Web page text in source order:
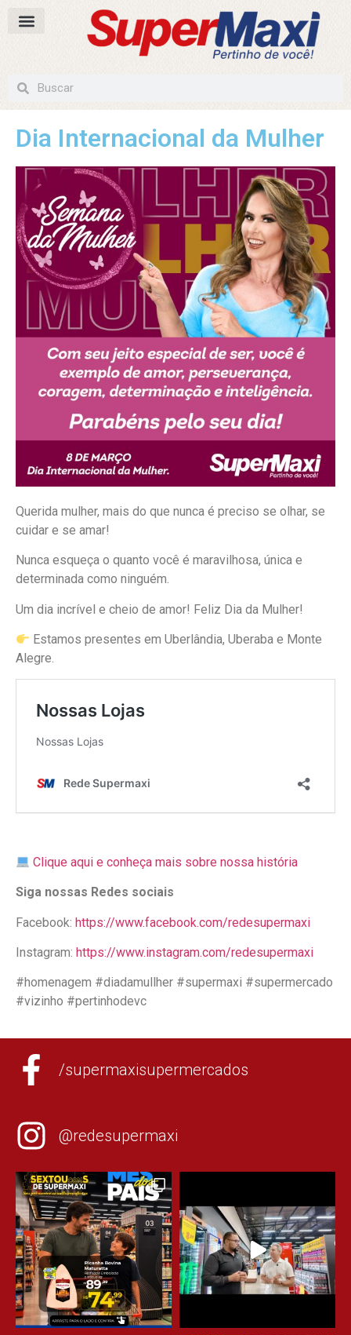
Dia Internacional da Mulher
Querida mulher, mais do que nunca é preciso se olhar, se
cuidar e se amar!
Nunca esqueça o quanto você é maravilhosa, única e
determinada como ninguém.
Um dia incrível e cheio de amor! Feliz Dia da Mulher!
Estamos presentes em Uberlândia, Uberaba e Monte
Alegre.
Clique aqui e conheça mais sobre nossa história
Siga nossas Redes sociais
Facebook: https://www.facebook.com/redesupermaxi
Instagram: https://www.instagram.com/redesupermaxi
#homenagem #diadamullher #supermaxi #supermercado
#vizinho #pertinhodevc
/supermaxisupermercados
@redesupermaxi